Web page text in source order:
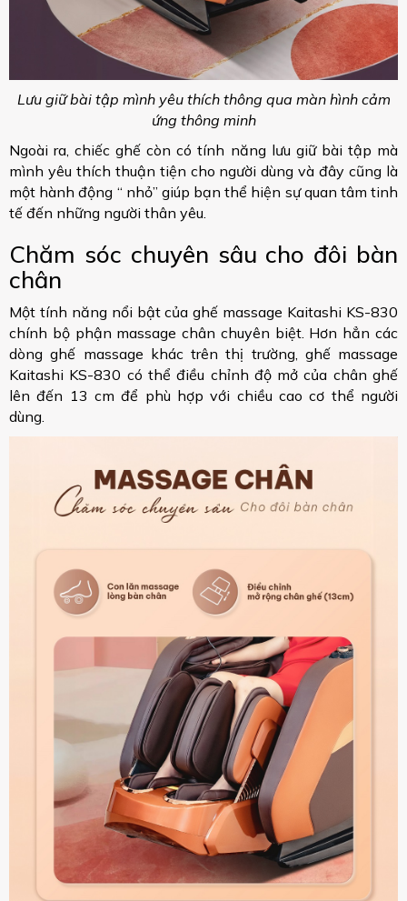
Lưu giữ bài tập mình yêu thích thông qua màn hình cảm
ứng thông minh
Ngoài ra, chiếc ghế còn có tính năng lưu giữ bài tập mà
mình yêu thích thuận tiện cho người dùng và đây cũng là
một hành động “ nhỏ” giúp bạn thể hiện sự quan tâm tinh
tế đến những người thân yêu.
Chăm sóc chuyên sâu cho đôi bàn
chân
Một tính năng nổi bật của ghế massage Kaitashi KS-830
chính bộ phận massage chân chuyên biệt. Hơn hẳn các
dòng ghế massage khác trên thị trường, ghế massage
Kaitashi KS-830 có thể điều chỉnh độ mở của chân ghế
lên đến 13 cm để phù hợp với chiều cao cơ thể người
dùng.